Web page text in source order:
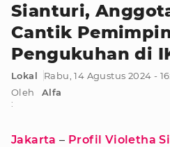
Sianturi,
Cantik
Pengukuhan di
Lokal
Rabu, 14 Agustus 2024 -
Oleh
:
Alfa
Jakarta – Profil Violetha